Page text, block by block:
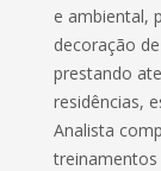
e ambiental,
decoração
prestando
residências,
Analista
treinamentos